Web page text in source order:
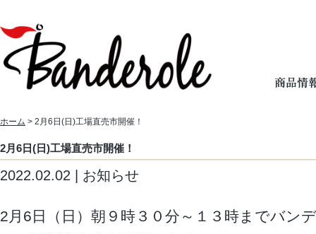
ホーム > 2月6日(日)工場直売市開催！
2月6日(日)工場直売市開催！
2022.02.02 | お知らせ
2月6日（日）朝９時３０分～１３時までバン